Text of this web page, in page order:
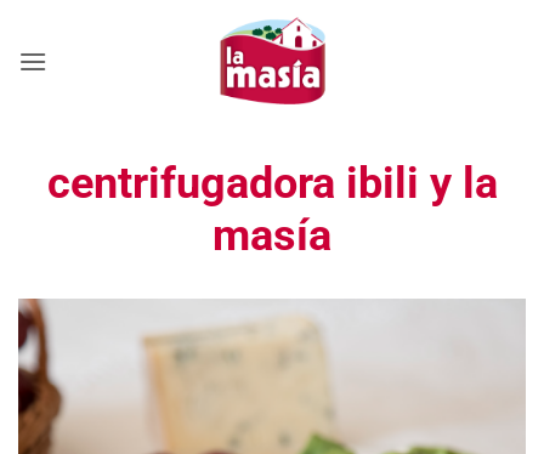
contenido
centrifugadora ibili y la
masía